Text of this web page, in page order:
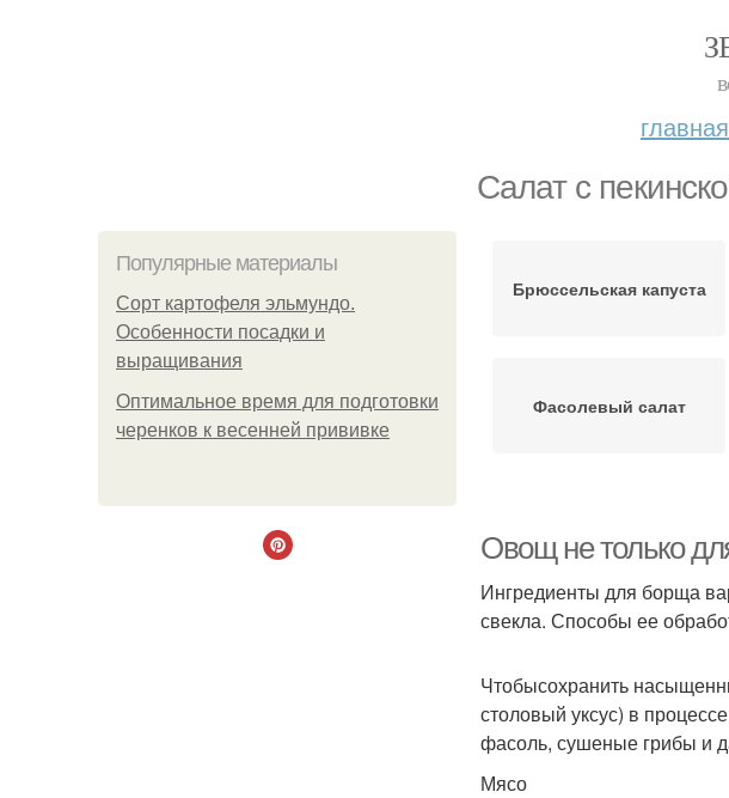
главная
Салат с
Популярные материалы
Сорт картофеля эльмундо.
Особенности посадки и
выращивания
Оптимальное время для подготовки
черенков к весенней прививке
Брюссельская капуста
Фасолевый салат
Салат из курицы
Овощ не только
Ингредиенты для борща
свекла. Способы ее
Чтобысохранить
столовый уксус) в
фасоль, сушеные грибы и
Мясо